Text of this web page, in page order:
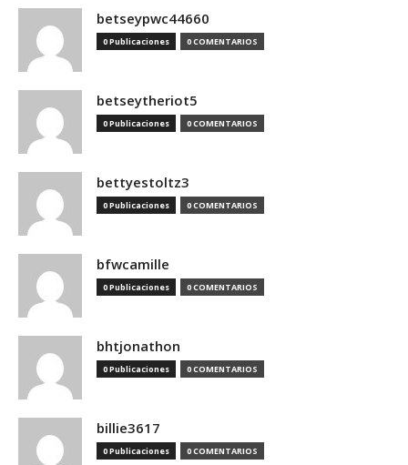
betseypwc44660
0 Publicaciones 0 COMENTARIOS
betseytheriot5
0 Publicaciones 0 COMENTARIOS
bettyestoltz3
0 Publicaciones 0 COMENTARIOS
bfwcamille
0 Publicaciones 0 COMENTARIOS
bhtjonathon
0 Publicaciones 0 COMENTARIOS
billie3617
0 Publicaciones 0 COMENTARIOS